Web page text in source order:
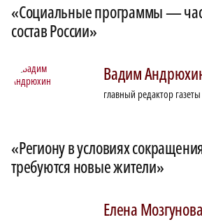
«Социальные программы —
состав России»
Вадим
главный редактор
«Региону в условиях
требуются новые жители»
ЕленаМозгунова